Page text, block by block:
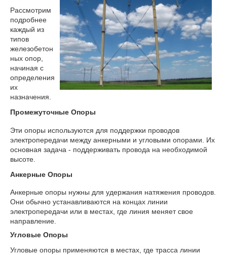
Рассмотрим
подробнее
каждый из
типов
железобетон
ных опор,
начиная с
определения
их
назначения.
Промежуточные Опоры
Эти опоры используются для поддержки проводов
электропередачи между анкерными и угловыми опорами. Их
основная задача - поддерживать провода на необходимой
высоте.
Анкерные Опоры
Анкерные опоры нужны для удержания натяжения проводов.
Они обычно устанавливаются на концах линии
электропередачи или в местах, где линия меняет свое
направление.
Угловые Опоры
Угловые опоры применяются в местах, где трасса линии